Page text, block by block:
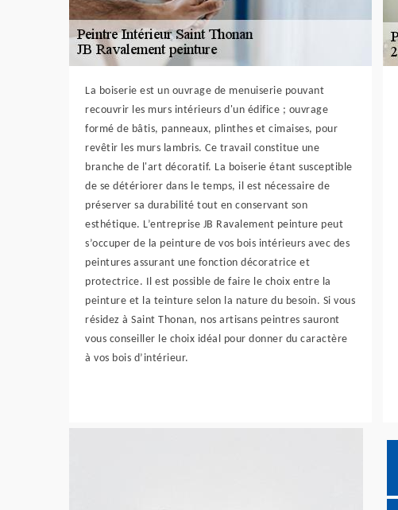
La boiserie est un ouvrage de menuiserie pouvant
recouvrir les murs intérieurs d'un édifice ; ouvrage
formé de bâtis, panneaux, plinthes et cimaises, pour
revêtir les murs lambris. Ce travail constitue une
branche de l'art décoratif. La boiserie étant susceptible
de se détériorer dans le temps, il est nécessaire de
préserver sa durabilité tout en conservant son
esthétique. L’entreprise JB Ravalement peinture peut
s’occuper de la peinture de vos bois intérieurs avec des
peintures assurant une fonction décoratrice et
protectrice. Il est possible de faire le choix entre la
peinture et la teinture selon la nature du besoin. Si vous
résidez à Saint Thonan, nos artisans peintres sauront
vous conseiller le choix idéal pour donner du caractère
à vos bois d’intérieur.